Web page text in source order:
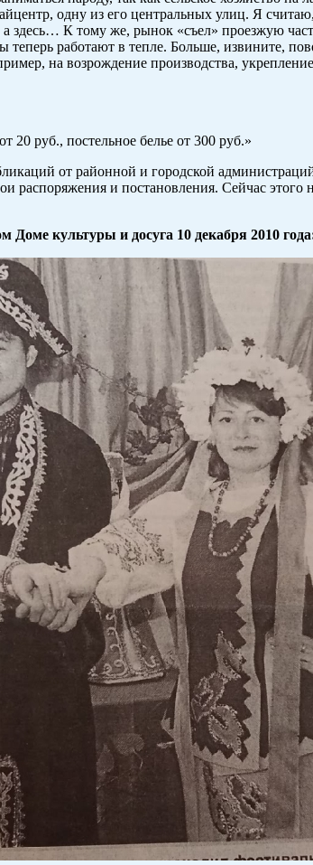
одну из его центральных улиц. Я
К тому же, рынок «съел» проезжую
работают в тепле. Больше, извините,
на возрождение производства,
руб., постельное белье от 300 руб.»
от районной и городской
и постановления. Сейчас этого
культуры и досуга 10 декабря 2010